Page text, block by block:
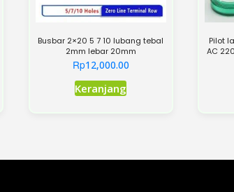
Busbar 2×20 5 7 10 lubang tebal
2mm lebar 20mm
Rp12,000.00
KeranjangProduk
Pilot
AC